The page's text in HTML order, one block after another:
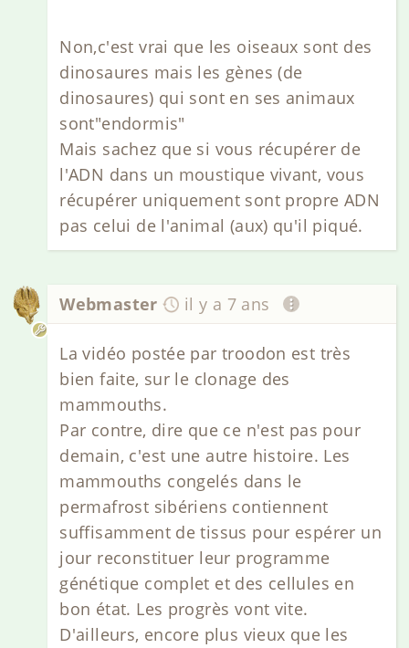
Non,c'est vrai que les oiseaux sont des
dinosaures mais les gènes (de
dinosaures) qui sont en ses animaux
sont"endormis"
Mais sachez que si vous récupérer de
l'ADN dans un moustique vivant, vous
récupérer uniquement sont propre ADN
pas celui de l'animal (aux) qu'il piqué.
Webmaster il y a 7 ans
La vidéo postée par troodon est très
bien faite, sur le clonage des
mammouths.
Par contre, dire que ce n'est pas pour
demain, c'est une autre histoire. Les
mammouths congelés dans le
permafrost sibériens contiennent
suffisamment de tissus pour espérer un
jour reconstituer leur programme
génétique complet et des cellules en
bon état. Les progrès vont vite.
D'ailleurs, encore plus vieux que les